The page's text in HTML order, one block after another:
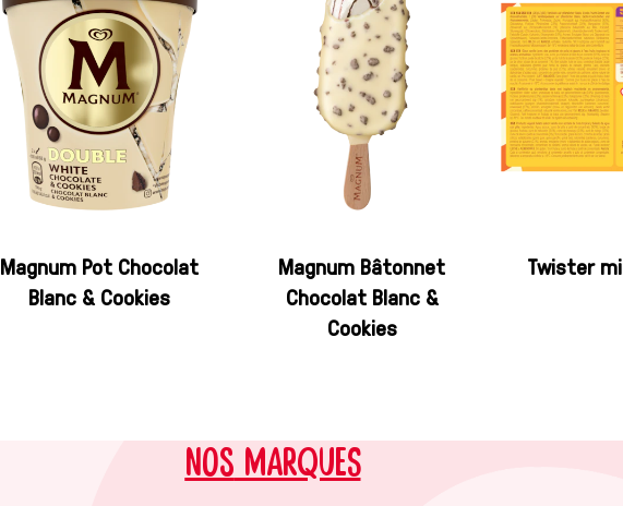
Magnum Pot Chocolat
Blanc & Cookies
Magnum Bâtonnet
Chocolat Blanc &
Cookies
Twister
nos MARQUES